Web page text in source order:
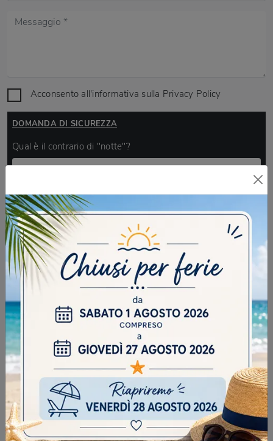
SFOGLIA I NOSTRI CATALOGHI
Acconsento all'informativa sulla Privacy Policy
DOMANDA DI SICUREZZA
Qual è il contrario di "notte"?
INVIA